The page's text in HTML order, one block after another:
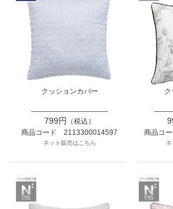
クッションカバー
799円
（税込）
商品コード 2113300014597
ネット販売はこちら
ク
商品コ